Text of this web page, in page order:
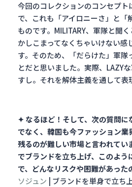
今回のコレクションのコンセプト
で、これも「アイロニーさ」と「
ものです。MILITARY、軍隊と聞く
かしこまってなくちゃいけない感
す。そのため、「だらけた」軍隊
とだと思いました。実際、LAZY
すし。それを解体主義を通して表
✦ なるほど！そして、次の質問に
でなく、韓国も今ファッション業
残るのが難しい市場と言われてい
でブランドを立ち上げ、このよう
で、どんなリスクや困難があった
ソジュン
ブランドを単身で立ち